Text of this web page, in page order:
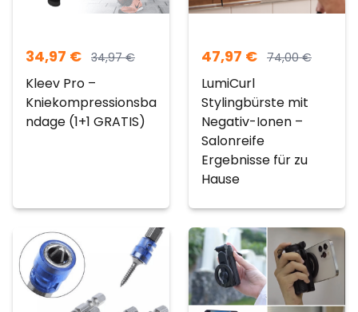
34,97 € 34,97€
Kleev Pro –
Kniekompressionsba
ndage (1+1 GRATIS)
47,97 € 74,00€
LumiCurl
Stylingbürste mit
Negativ-Ionen –
Salonreife
Ergebnisse für zu
Hause